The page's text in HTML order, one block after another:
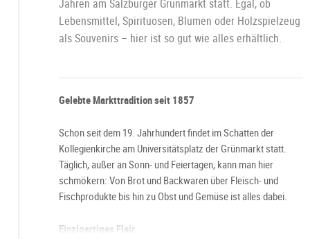
Jahren am Salzburger Grünmarkt statt. Egal, ob
Lebensmittel, Spirituosen, Blumen oder Holzspielzeug
als Souvenirs – hier ist so gut wie alles erhältlich.
Gelebte Markttradition seit 1857
Schon seit dem 19. Jahrhundert findet im Schatten der
Kollegienkirche am Universitätsplatz der Grünmarkt statt.
Täglich, außer an Sonn- und Feiertagen, kann man hier
schmökern: Von Brot und Backwaren über Fleisch- und
Fischprodukte bis hin zu Obst und Gemüse ist alles dabei.
Einzigartiges Flair